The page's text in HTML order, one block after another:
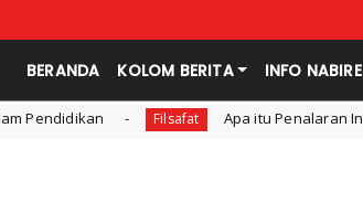
BERANDA KOLOM BERITA INFO NABIRE
Filsafat Apa itu Penalaran Induksi dan Deduksi?